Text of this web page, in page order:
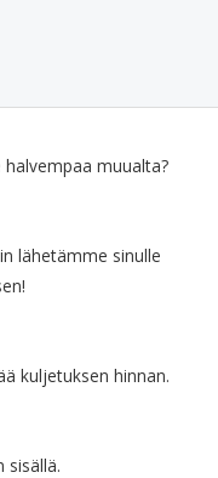
muualta?
lähetämme sinulle
kuljetuksen hinnan.
sisällä.